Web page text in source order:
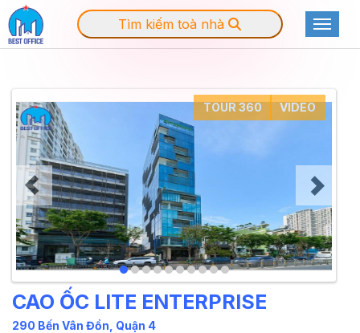
Tìm kiếm toà nhà
TOUR 360 VIDEO
CAO ỐC LITE ENTERPRISE
290 Bến Vân Đồn, Quận 4